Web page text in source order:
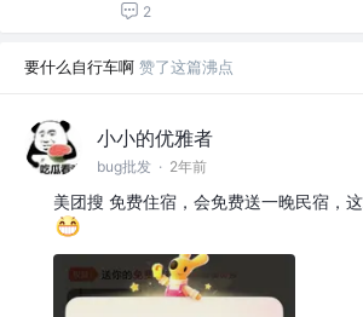
2
要什么自行车啊 赞了这篇沸点
小小的优雅者
bug批发 · 2年前
美团搜 免费住宿，会免费送一晚民宿，